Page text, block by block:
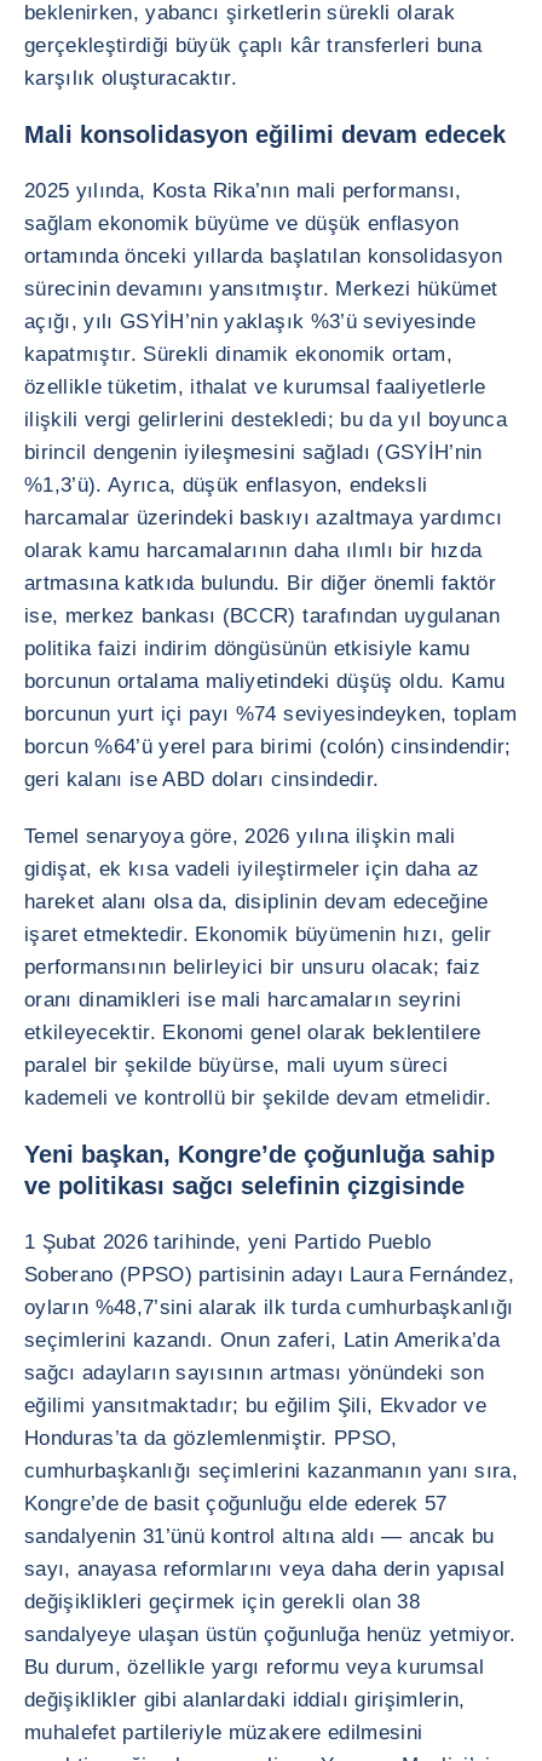
beklenirken, yabancı şirketlerin sürekli olarak
gerçekleştirdiği büyük çaplı kâr transferleri buna
karşılık oluşturacaktır.
Mali konsolidasyon eğilimi devam edecek
2025 yılında, Kosta Rika’nın mali performansı,
sağlam ekonomik büyüme ve düşük enflasyon
ortamında önceki yıllarda başlatılan konsolidasyon
sürecinin devamını yansıtmıştır. Merkezi hükümet
açığı, yılı GSYİH’nin yaklaşık %3’ü seviyesinde
kapatmıştır. Sürekli dinamik ekonomik ortam,
özellikle tüketim, ithalat ve kurumsal faaliyetlerle
ilişkili vergi gelirlerini destekledi; bu da yıl boyunca
birincil dengenin iyileşmesini sağladı (GSYİH’nin
%1,3’ü). Ayrıca, düşük enflasyon, endeksli
harcamalar üzerindeki baskıyı azaltmaya yardımcı
olarak kamu harcamalarının daha ılımlı bir hızda
artmasına katkıda bulundu. Bir diğer önemli faktör
ise, merkez bankası (BCCR) tarafından uygulanan
politika faizi indirim döngüsünün etkisiyle kamu
borcunun ortalama maliyetindeki düşüş oldu. Kamu
borcunun yurt içi payı %74 seviyesindeyken, toplam
borcun %64’ü yerel para birimi (colón) cinsindendir;
geri kalanı ise ABD doları cinsindedir.
Temel senaryoya göre, 2026 yılına ilişkin mali
gidişat, ek kısa vadeli iyileştirmeler için daha az
hareket alanı olsa da, disiplinin devam edeceğine
işaret etmektedir. Ekonomik büyümenin hızı, gelir
performansının belirleyici bir unsuru olacak; faiz
oranı dinamikleri ise mali harcamaların seyrini
etkileyecektir. Ekonomi genel olarak beklentilere
paralel bir şekilde büyürse, mali uyum süreci
kademeli ve kontrollü bir şekilde devam etmelidir.
Yeni başkan, Kongre’de çoğunluğa sahip
ve politikası sağcı selefinin çizgisinde
1 Şubat 2026 tarihinde, yeni Partido Pueblo
Soberano (PPSO) partisinin adayı Laura Fernández,
oyların %48,7’sini alarak ilk turda cumhurbaşkanlığı
seçimlerini kazandı. Onun zaferi, Latin Amerika’da
sağcı adayların sayısının artması yönündeki son
eğilimi yansıtmaktadır; bu eğilim Şili, Ekvador ve
Honduras’ta da gözlemlenmiştir. PPSO,
cumhurbaşkanlığı seçimlerini kazanmanın yanı sıra,
Kongre’de de basit çoğunluğu elde ederek 57
sandalyenin 31’ünü kontrol altına aldı — ancak bu
sayı, anayasa reformlarını veya daha derin yapısal
değişiklikleri geçirmek için gerekli olan 38
sandalyeye ulaşan üstün çoğunluğa henüz yetmiyor.
Bu durum, özellikle yargı reformu veya kurumsal
değişiklikler gibi alanlardaki iddialı girişimlerin,
muhalefet partileriyle müzakere edilmesini